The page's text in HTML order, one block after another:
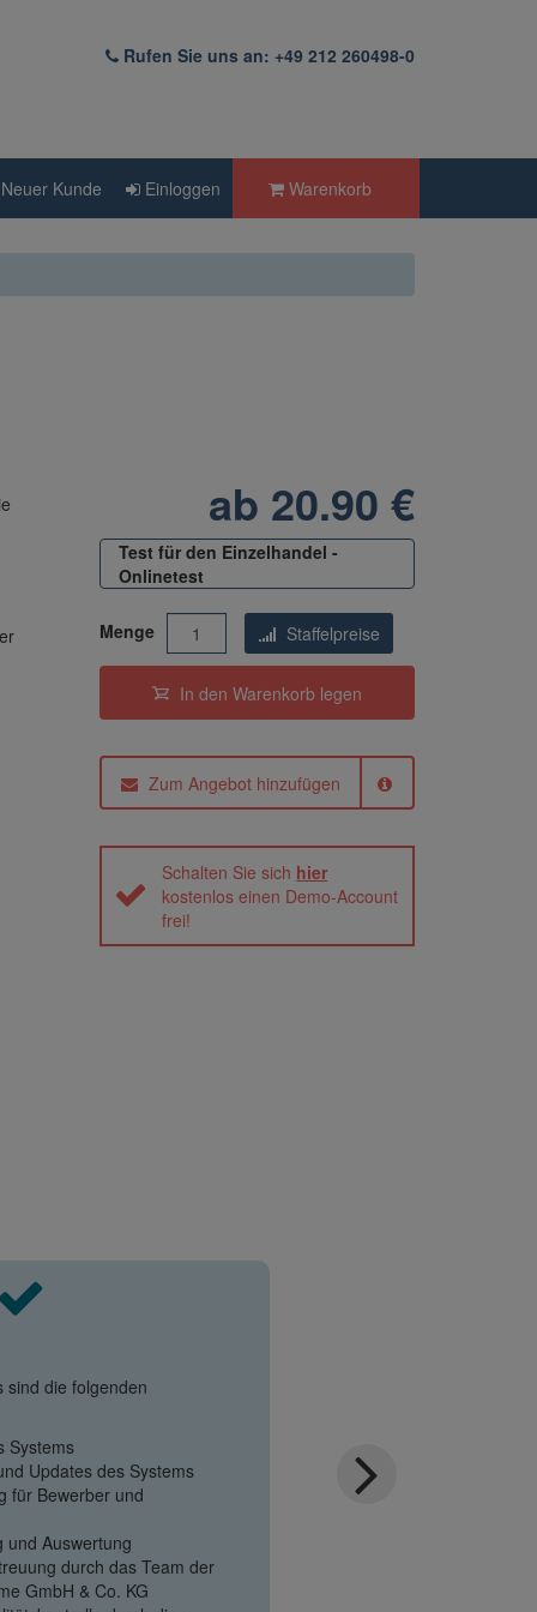
Rufen Sie uns an: +49 212 260498-0
Neuer Kunde Einloggen Warenkorb
ab 20.90 €
Test für den Einzelhandel -
Onlinetest
Menge Staffelpreise
In den Warenkorb legen
Zum Angebot hinzufügen
Schalten Sie sich hier
kostenlos einen Demo-Account
frei!
sind die folgenden
Systems
Updates des Systems
für Bewerber und
und Auswertung
durch das Team der
GmbH & Co. KG